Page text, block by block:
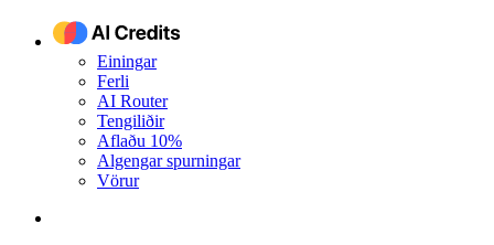
Einingar
Ferli
AI Router
Tengiliðir
Aflaðu 10%
Algengar spurningar
Vörur